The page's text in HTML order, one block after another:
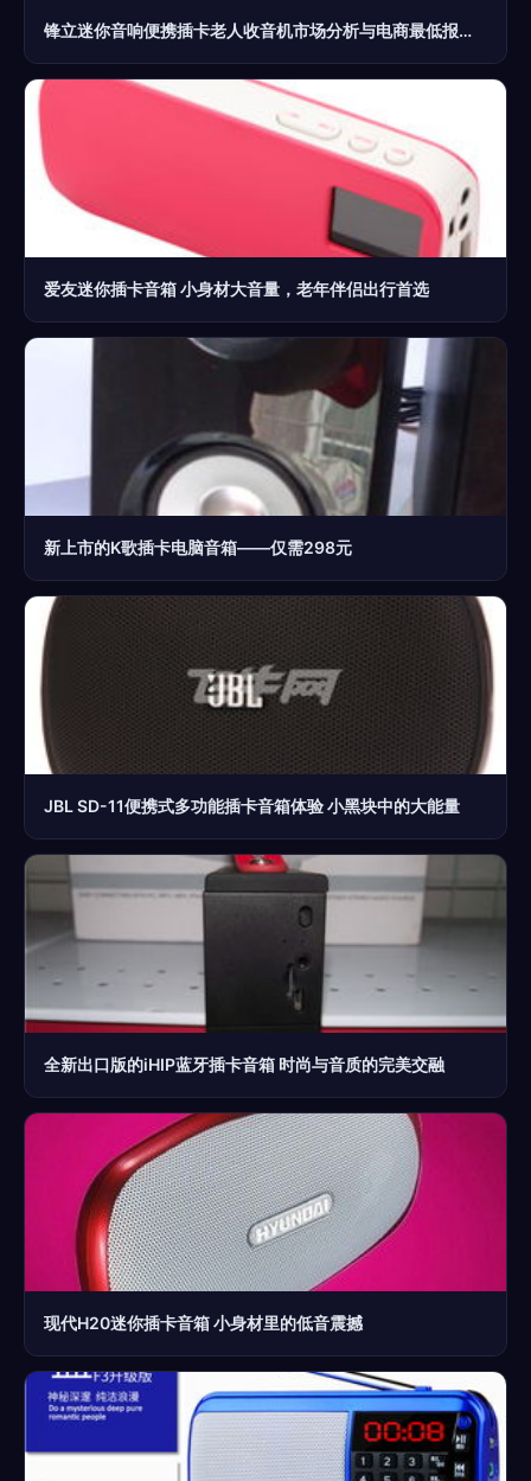
锋立迷你音响便携插卡老人收音机市场分析与电商最低报价指南
爱友迷你插卡音箱 小身材大音量，老年伴侣出行首选
新上市的K歌插卡电脑音箱——仅需298元
JBL SD-11便携式多功能插卡音箱体验 小黑块中的大能量
全新出口版的iHIP蓝牙插卡音箱 时尚与音质的完美交融
现代H20迷你插卡音箱 小身材里的低音震撼